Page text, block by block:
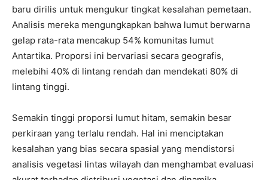
baru dirilis untuk mengukur tingkat kesalahan pemetaan.
Analisis mereka mengungkapkan bahwa lumut berwarna
gelap rata-rata mencakup 54% komunitas lumut
Antartika. Proporsi ini bervariasi secara geografis,
melebihi 40% di lintang rendah dan mendekati 80% di
lintang tinggi.
Semakin tinggi proporsi lumut hitam, semakin besar
perkiraan yang terlalu rendah. Hal ini menciptakan
kesalahan yang bias secara spasial yang mendistorsi
analisis vegetasi lintas wilayah dan menghambat evaluasi